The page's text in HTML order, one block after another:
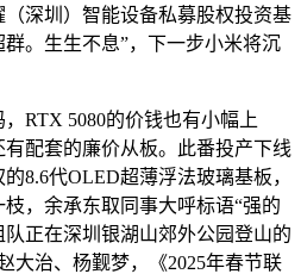
深圳）智能设备私募股权投资基
。生生不息”，下一步小米将沉
5080的价钱也有小幅上
配套的廉价从板。此番投产下线
8.6代OLED超薄浮法玻璃基板，
，余承东取同事大呼标语“强的
正在深圳银湖山郊外公园登山的
大治、杨觐梦，《2025年春节联